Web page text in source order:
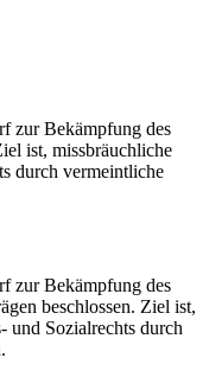
zur Bekämpfung des
ist, missbräuchliche
durch vermeintliche
zur Bekämpfung des
beschlossen. Ziel ist,
und Sozialrechts durch